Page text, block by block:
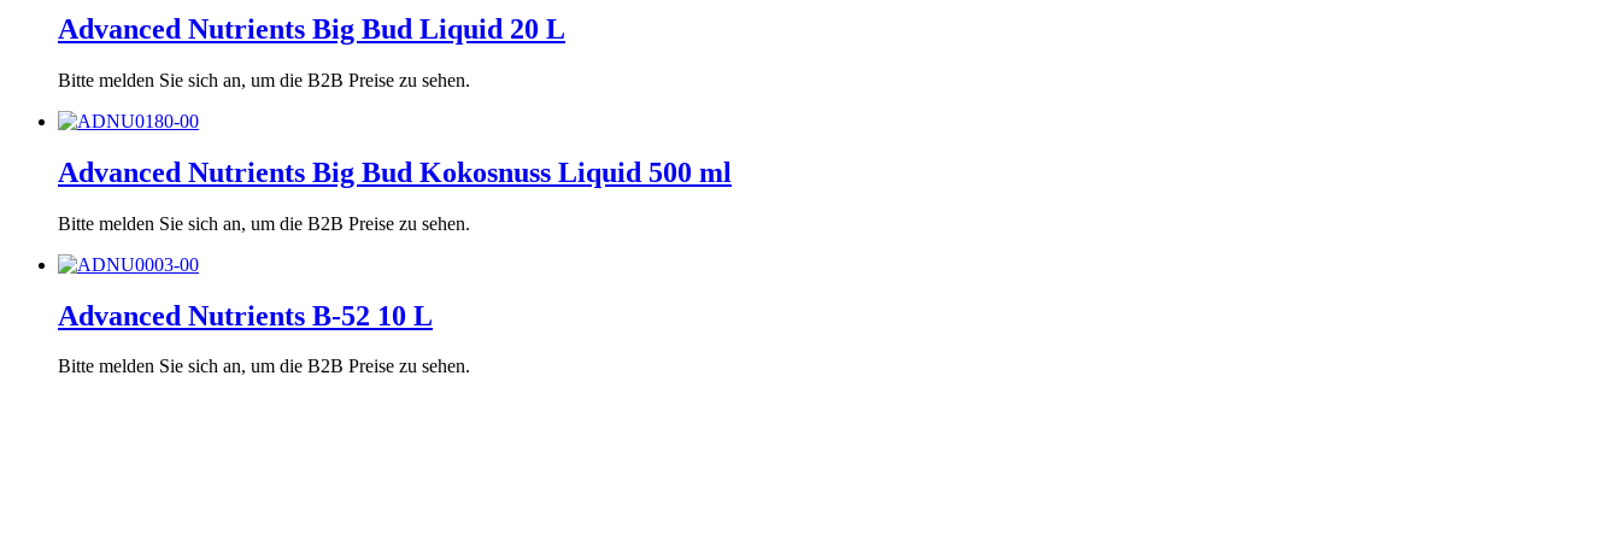
Advanced Nutrients Big Bud Liquid 20 L
Bitte melden Sie sich an, um die B2B Preise zu sehen.
Advanced Nutrients Big Bud Kokosnuss Liquid 500 ml
Bitte melden Sie sich an, um die B2B Preise zu sehen.
Advanced Nutrients B-52 10 L
Bitte melden Sie sich an, um die B2B Preise zu sehen.